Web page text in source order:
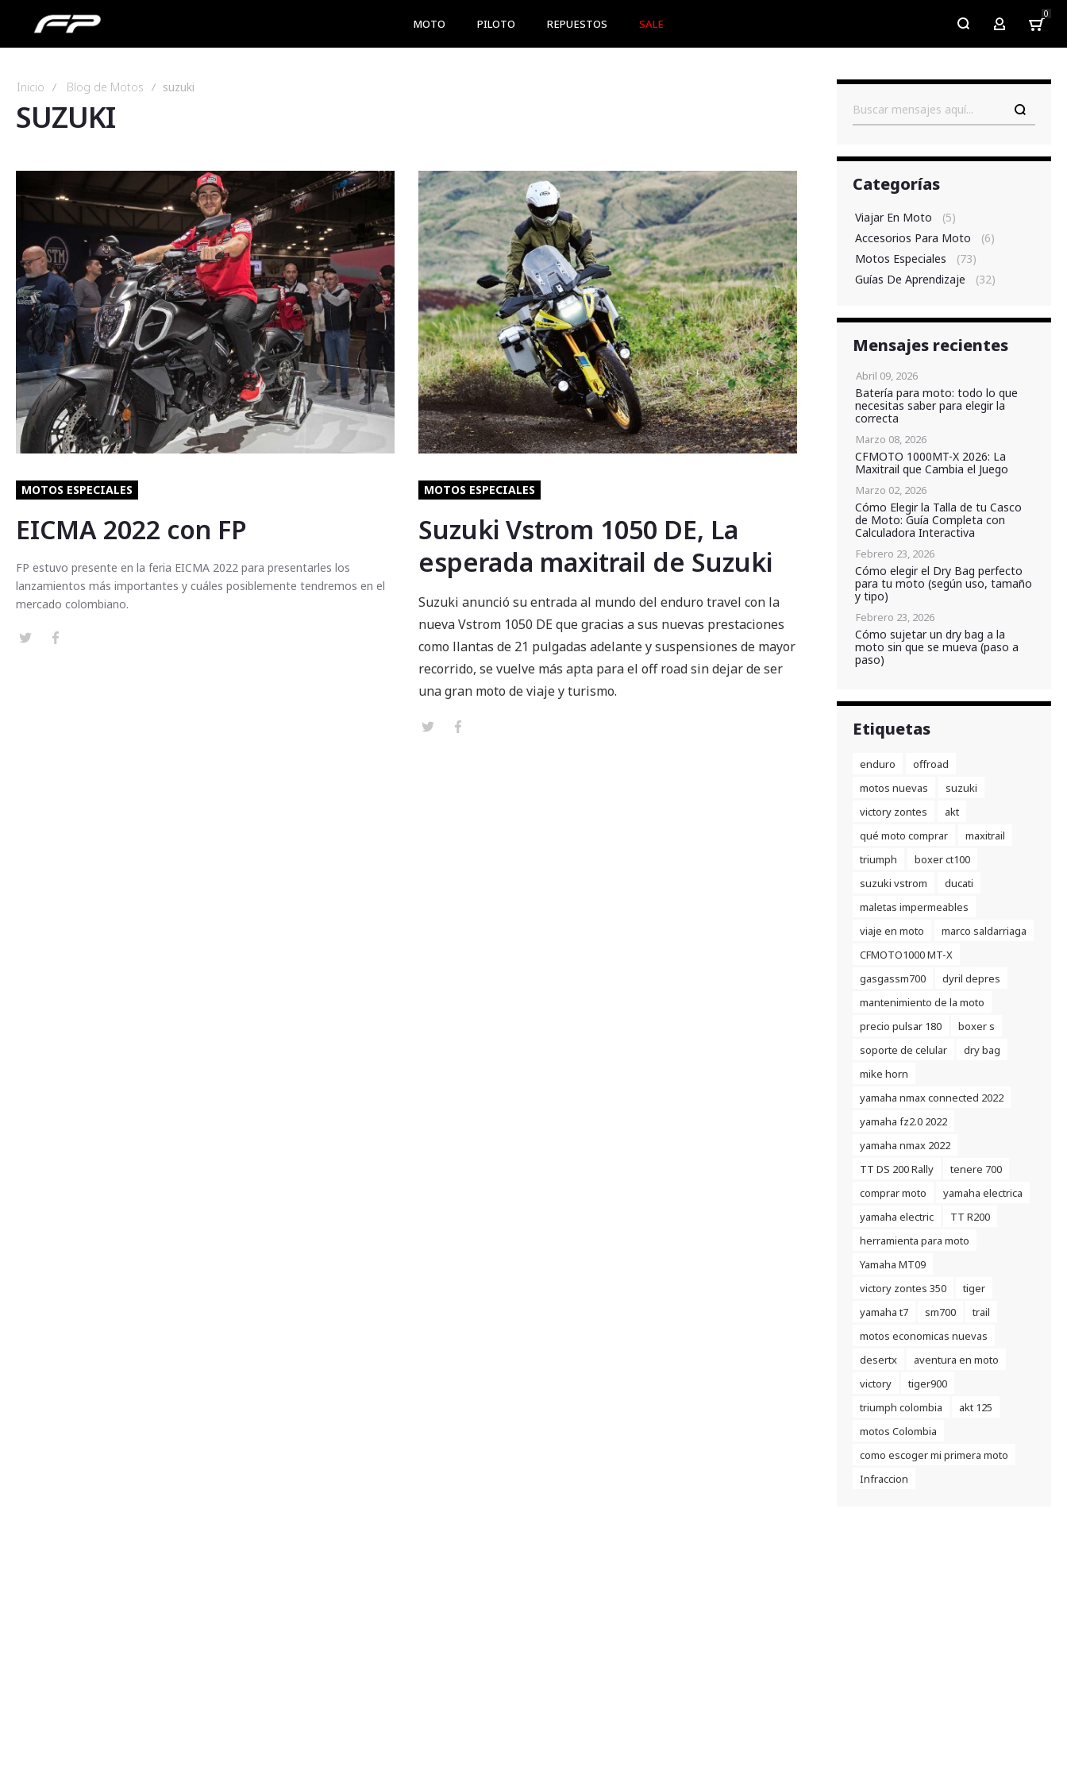
MOTO PILOTO REPUESTOS SALE My Account
0
Inicio Blog de Motos suzuki
SUZUKI
MOTOS ESPECIALES
EICMA 2022 con FP
FP estuvo presente en la feria EICMA 2022 para presentarles los
lanzamientos más importantes y cuáles posiblemente tendremos en el
mercado colombiano.
MOTOS ESPECIALES
Suzuki Vstrom 1050 DE, La
esperada maxitrail de Suzuki
Suzuki anunció su entrada al mundo del enduro travel con la
nueva Vstrom 1050 DE que gracias a sus nuevas prestaciones
como llantas de 21 pulgadas adelante y suspensiones de mayor
recorrido, se vuelve más apta para el off road sin dejar de ser
una gran moto de viaje y turismo.
Buscar
Categorías
Viajar En Moto
(5)
Accesorios Para Moto
(6)
Motos Especiales
(73)
Guías De Aprendizaje
(32)
Mensajes recientes
Abril 09, 2026
Batería para moto: todo lo que
necesitas saber para elegir la
correcta
Marzo 08, 2026
CFMOTO 1000MT-X 2026: La
Maxitrail que Cambia el Juego
Marzo 02, 2026
Cómo Elegir la Talla de tu Casco
de Moto: Guía Completa con
Calculadora Interactiva
Febrero 23, 2026
Cómo elegir el Dry Bag perfecto
para tu moto (según uso, tamaño
y tipo)
Febrero 23, 2026
Cómo sujetar un dry bag a la
moto sin que se mueva (paso a
paso)
Etiquetas
enduro
offroad
motos nuevas
suzuki
victory zontes
akt
qué moto comprar
maxitrail
triumph
boxer ct100
suzuki vstrom
ducati
maletas impermeables
viaje en moto
marco saldarriaga
CFMOTO1000 MT-X
gasgassm700
dyril depres
mantenimiento de la moto
precio pulsar 180
boxer s
soporte de celular
dry bag
mike horn
yamaha nmax connected 2022
yamaha fz2.0 2022
yamaha nmax 2022
TT DS 200 Rally
tenere 700
comprar moto
yamaha electrica
yamaha electric
TT R200
herramienta para moto
Yamaha MT09
victory zontes 350
tiger
yamaha t7
sm700
trail
motos economicas nuevas
desertx
aventura en moto
victory
tiger900
triumph colombia
akt 125
motos Colombia
como escoger mi primera moto
Infraccion